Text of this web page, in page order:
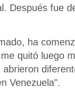
Después fue
ha
quitó luego
Venezuela".